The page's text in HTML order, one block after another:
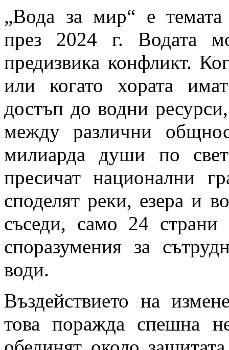
„Вода за мир“ е
през 2024 г. Водата
предизвика конфликт.
или когато хората
достъп до водни
между различни
милиарда души по
пресичат национални
споделят реки, езера и
съседи, само 24
споразумения за
води.
Въздействието на
това поражда спешна